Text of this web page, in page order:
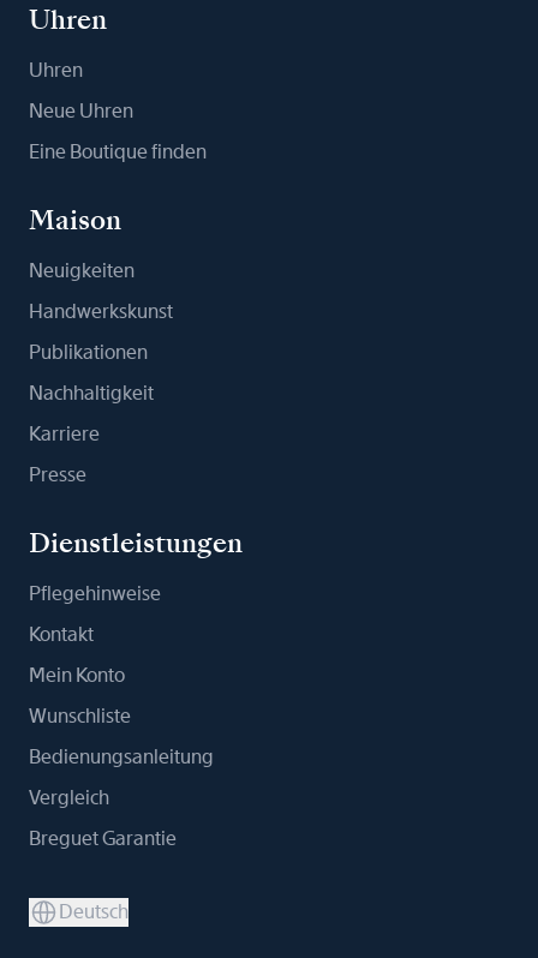
Uhren
Uhren
Neue Uhren
Eine Boutique finden
Maison
Neuigkeiten
Handwerkskunst
Publikationen
Nachhaltigkeit
Karriere
Presse
Dienstleistungen
Pflegehinweise
Kontakt
Mein Konto
Wunschliste
Bedienungsanleitung
Vergleich
Breguet Garantie
Deutsch